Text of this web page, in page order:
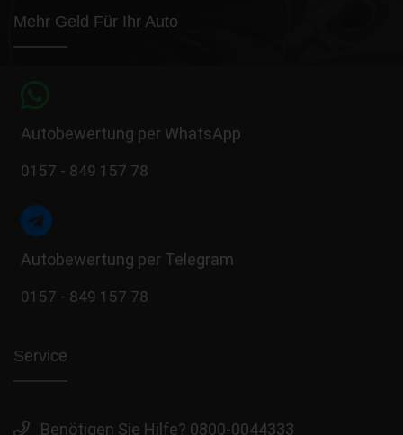
Mehr Geld Für Ihr Auto
Autobewertung per WhatsApp
0157 - 849 157 78
Autobewertung per Telegram
0157 - 849 157 78
Service
Benötigen Sie Hilfe? 0800-0044333